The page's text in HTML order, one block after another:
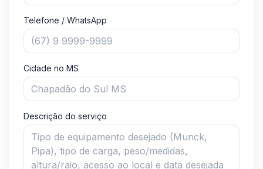
Telefone / WhatsApp
Cidade no MS
Descrição do serviço